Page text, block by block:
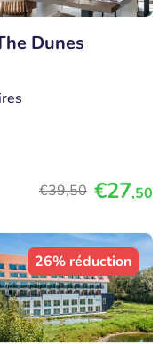
Dunes
€39,50 €27,50
26% réduction